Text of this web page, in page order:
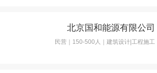
北京国和能源有限公司
民营｜150-500人｜建筑设计|工程施工